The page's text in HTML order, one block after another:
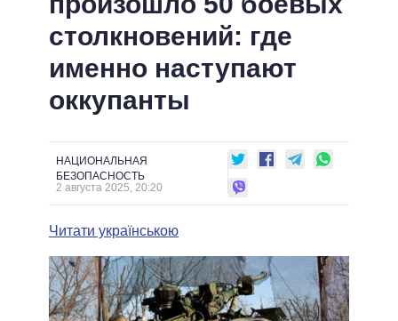
СТАТЬИ
МНЕНИЯ
ОБЗОРЫ
ДАЙДЖЕСТЫ
ОБЩЕСТВО
МИР
ВСЕ ПОЛИТИКИ
ПРЕЗИДЕНТ И ОФИС
ВЕРХОВНАЯ РАДА
КАБИНЕТ МИНИСТРОВ
ГЛАВЫ ОБЛАДМИНИСТРАЦИЙ
МЭРЫ
ВСЕ ПЕРСОНЫ
ИНФОГРАФИКА
ВИДЕО
СРАВНЕНИЕ ПОЛИТИКОВ
столкновений: где
именно наступают
оккупанты
НАЦИОНАЛЬНАЯ
БЕЗОПАСНОСТЬ
2 августа 2025, 20:20
Читати українською